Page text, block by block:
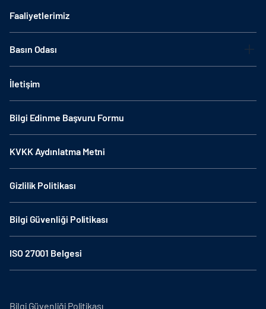
Faaliyetlerimiz
Basın Odası
İletişim
Bilgi Edinme Başvuru Formu
KVKK Aydınlatma Metni
Gizlilik Politikası
Bilgi Güvenliği Politikası
ISO 27001 Belgesi
Bilgi Güvenliği Politikası